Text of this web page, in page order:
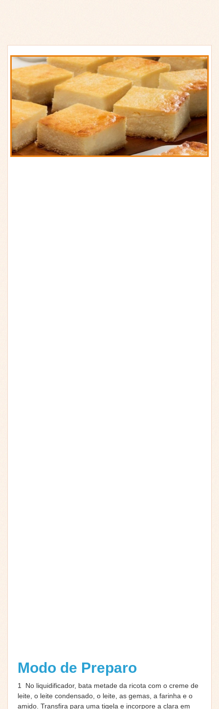
Modo de Preparo
1 No liquidificador, bata metade da ricota com o creme de
leite, o leite condensado, o leite, as gemas, a farinha e o
amido. Transfira para uma tigela e incorpore a clara em